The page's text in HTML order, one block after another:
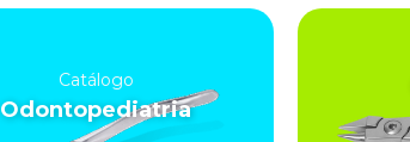
Catálogo
Odontopediatria